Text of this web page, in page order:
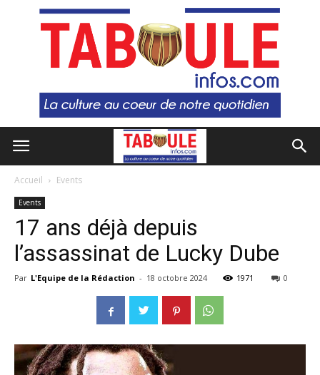
Accueil Events
Events
17 ans déjà depuis
l’assassinat de Lucky Dube
Par L'Equipe de la Rédaction - 18 octobre 2024 1971 0